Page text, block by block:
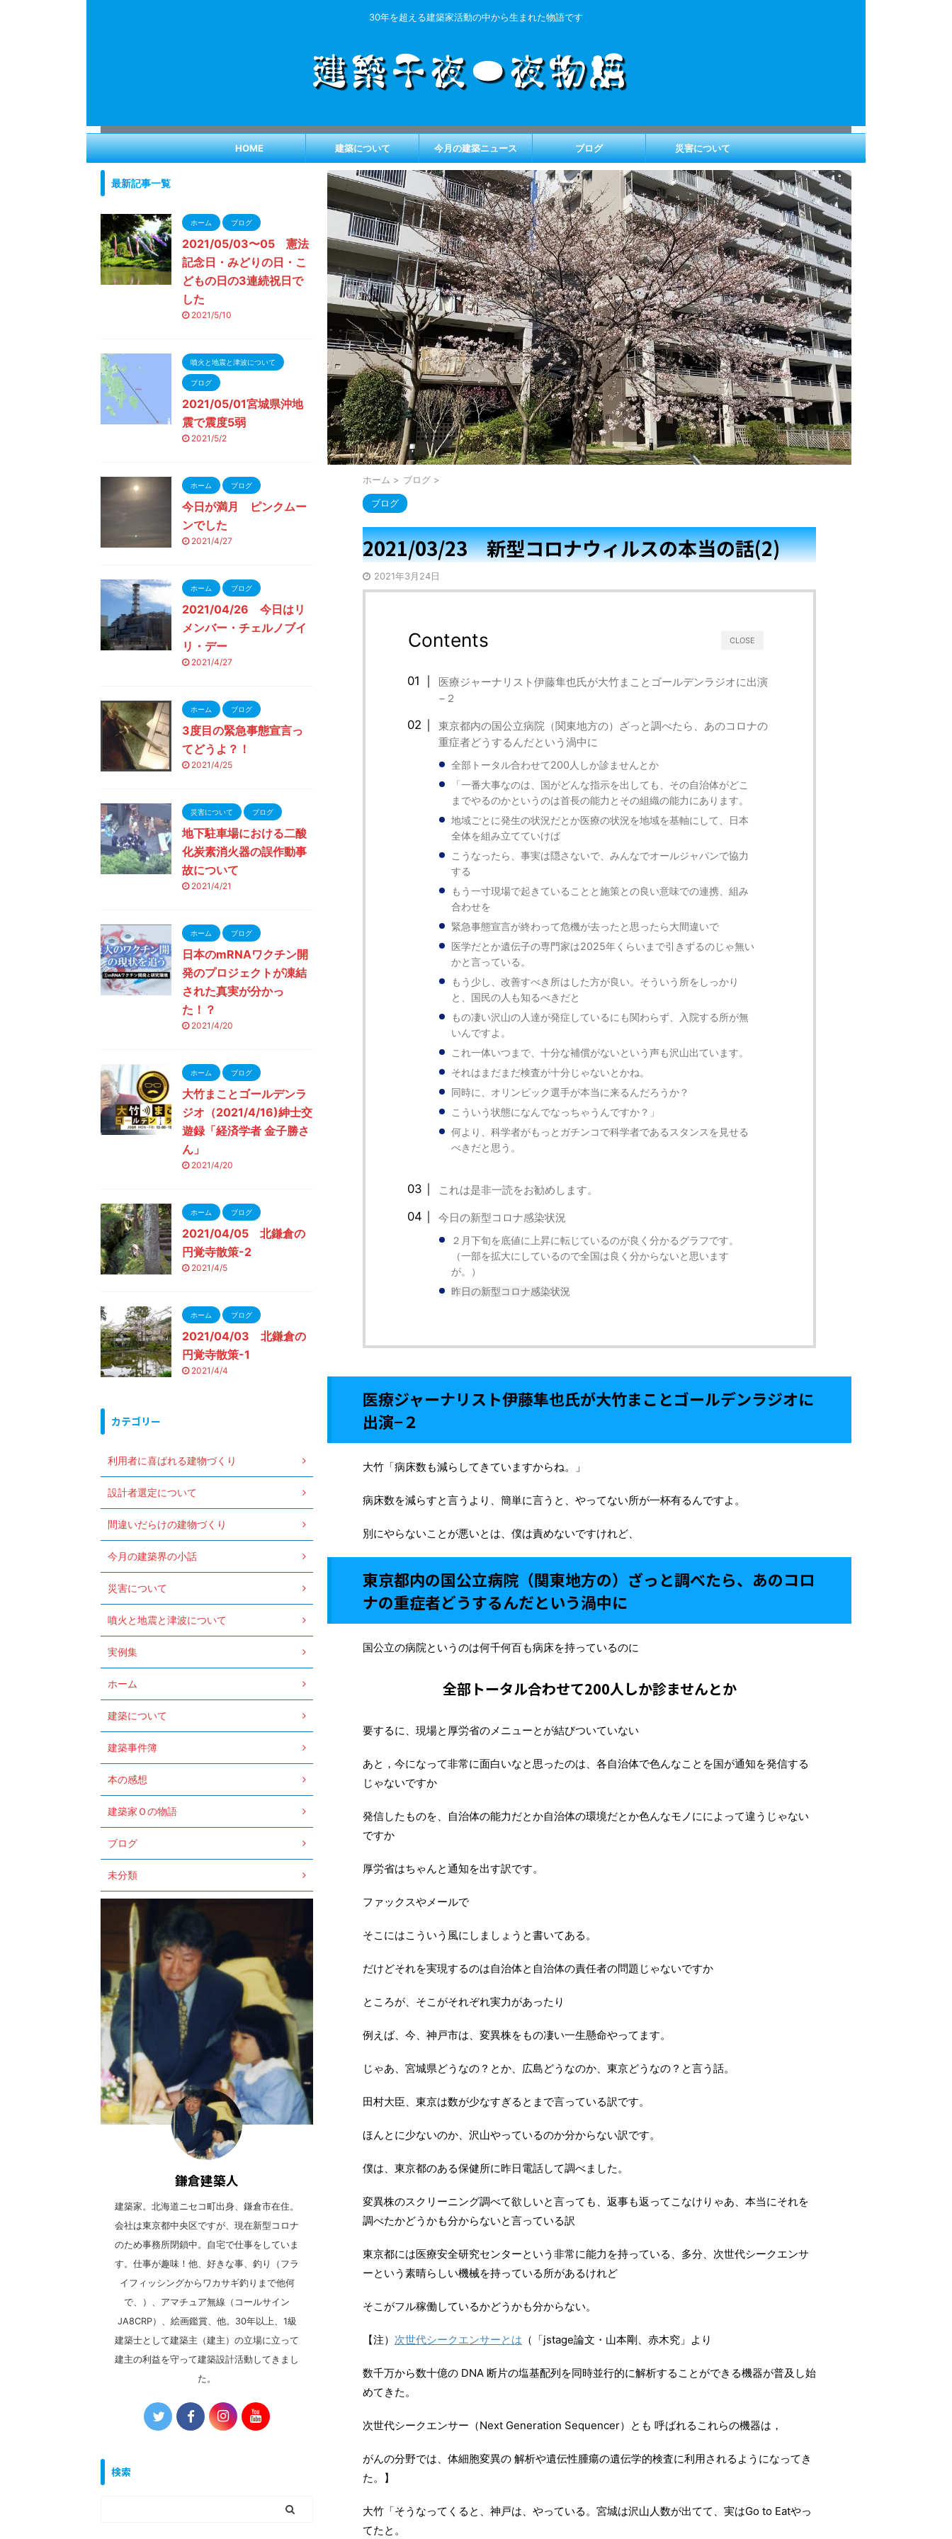
30年を超える建築家活動の中から生まれた物語です
HOME 建築について 今月の建築ニュース ブログ 災害について
ホーム > ブログ >
ブログ
2021/03/23 新型コロナウィルスの本当の話(2)
2021年3月24日
CLOSE
Contents
医療ジャーナリスト伊藤隼也氏が大竹まことゴールデンラジオに出演
−２
東京都内の国公立病院（関東地方の）ざっと調べたら、あのコロナの
重症者どうするんだという渦中に
全部トータル合わせて200人しか診ませんとか
「一番大事なのは、国がどんな指示を出しても、その自治体がどこ
までやるのかというのは首長の能力とその組織の能力にあります。
地域ごとに発生の状況だとか医療の状況を地域を基軸にして、日本
全体を組み立てていけば
こうなったら、事実は隠さないで、みんなでオールジャパンで協力
する
もう一寸現場で起きていることと施策との良い意味での連携、組み
合わせを
緊急事態宣言が終わって危機が去ったと思ったら大間違いで
医学だとか遺伝子の専門家は2025年くらいまで引きずるのじゃ無い
かと言っている。
もう少し、改善すべき所はした方が良い。そういう所をしっかり
と、国民の人も知るべきだと
もの凄い沢山の人達が発症しているにも関わらず、入院する所が無
いんですよ。
これ一体いつまで、十分な補償がないという声も沢山出ています。
それはまだまだ検査が十分じゃないとかね。
同時に、オリンピック選手が本当に来るんだろうか？
こういう状態になんでなっちゃうんですか？」
何より、科学者がもっとガチンコで科学者であるスタンスを見せる
べきだと思う。
これは是非一読をお勧めします。
今日の新型コロナ感染状況
２月下旬を底値に上昇に転じているのが良く分かるグラフです。
（一部を拡大にしているので全国は良く分からないと思います
が。）
昨日の新型コロナ感染状況
医療ジャーナリスト伊藤隼也氏が大竹まことゴールデンラジオに
出演−２
大竹「病床数も減らしてきていますからね。」
病床数を減らすと言うより、簡単に言うと、やってない所が一杯有るんですよ。
別にやらないことが悪いとは、僕は責めないですけれど、
東京都内の国公立病院（関東地方の）ざっと調べたら、あのコロ
ナの重症者どうするんだという渦中に
国公立の病院というのは何千何百も病床を持っているのに
全部トータル合わせて200人しか診ませんとか
要するに、現場と厚労省のメニューとが結びついていない
あと，今になって非常に面白いなと思ったのは、各自治体で色んなことを国が通知を発信する
じゃないですか
発信したものを、自治体の能力だとか自治体の環境だとか色んなモノにによって違うじゃない
ですか
厚労省はちゃんと通知を出す訳です。
ファックスやメールで
そこにはこういう風にしましょうと書いてある。
だけどそれを実現するのは自治体と自治体の責任者の問題じゃないですか
ところが、そこがそれぞれ実力があったり
例えば、今、神戸市は、変異株をもの凄い一生懸命やってます。
じゃあ、宮城県どうなの？とか、広島どうなのか、東京どうなの？と言う話。
田村大臣、東京は数が少なすぎるとまで言っている訳です。
ほんとに少ないのか、沢山やっているのか分からない訳です。
僕は、東京都のある保健所に昨日電話して調べました。
変異株のスクリーニング調べて欲しいと言っても、返事も返ってこなけりゃあ、本当にそれを
調べたかどうかも分からないと言っている訳
東京都には医療安全研究センターという非常に能力を持っている、多分、次世代シークエンサ
ーという素晴らしい機械を持っている所があるけれど
そこがフル稼働しているかどうかも分からない。
【注） 次世代シークエンサーとは （「jstage論文・山本剛、赤木究」より
数千万から数十億の DNA 断片の塩基配列を同時並行的に解析することができる機器が普及し始
めてきた。
次世代シークエンサー（Next Generation Sequencer）とも 呼ばれるこれらの機器は，
がんの分野では、体細胞変異の 解析や遺伝性腫瘍の遺伝学的検査に利用されるようになってき
た。】
大竹「そうなってくると、神戸は、やっている。宮城は沢山人数が出てて、実はGo to Eatやっ
てたと。
最新記事一覧
ホーム ブログ
2021/05/03〜05 憲法
記念日・みどりの日・こ
どもの日の3連続祝日で
した
2021/5/10
噴火と地震と津波について
ブログ
2021/05/01宮城県沖地
震で震度5弱
2021/5/2
ホーム ブログ
今日が満月 ピンクムー
ンでした
2021/4/27
ホーム ブログ
2021/04/26 今日はリ
メンバー・チェルノブイ
リ・デー
2021/4/27
ホーム ブログ
3度目の緊急事態宣言っ
てどうよ？！
2021/4/25
災害について ブログ
地下駐車場における二酸
化炭素消火器の誤作動事
故について
2021/4/21
ホーム ブログ
日本のmRNAワクチン開
発のプロジェクトが凍結
された真実が分かっ
た！？
2021/4/20
ホーム ブログ
大竹まことゴールデンラ
ジオ（2021/4/16)紳士交
遊録「経済学者 金子勝さ
ん」
2021/4/20
ホーム ブログ
2021/04/05 北鎌倉の
円覚寺散策-2
2021/4/5
ホーム ブログ
2021/04/03 北鎌倉の
円覚寺散策-1
2021/4/4
カテゴリー
利用者に喜ばれる建物づくり
設計者選定について
間違いだらけの建物づくり
今月の建築界の小話
災害について
噴火と地震と津波について
実例集
ホーム
建築について
建築事件簿
本の感想
建築家Ｏの物語
ブログ
未分類
鎌倉建築人
建築家。北海道ニセコ町出身、鎌倉市在住。
会社は東京都中央区ですが、現在新型コロナ
のため事務所閉鎖中。自宅で仕事をしていま
す。仕事が趣味！他、好きな事、釣り（フラ
イフィッシングからワカサギ釣りまで他何
で、）、アマチュア無線（コールサイン
JA8CRP）、絵画鑑賞、他。30年以上、1級
建築士として建築主（建主）の立場に立って
建主の利益を守って建築設計活動してきまし
た。
検索